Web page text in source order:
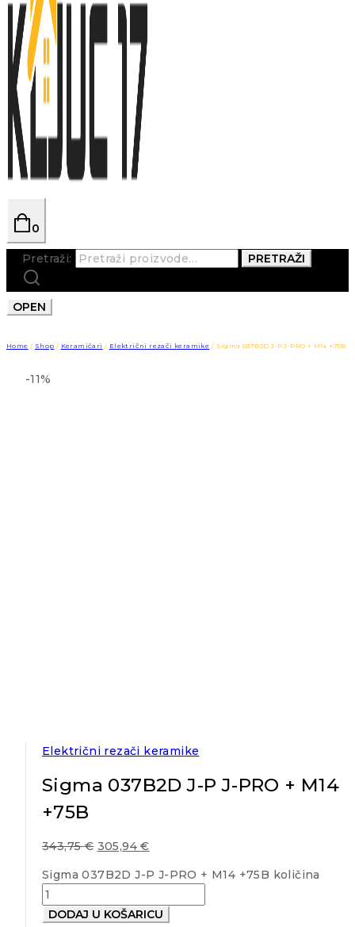
0
Pretraži: PRETRAŽI
OPEN
Home / Shop / Keramičari / Električni rezači keramike / Sigma 037B2D J-P J-PRO + M14 +75B
-11%
Električni rezači keramike
Sigma 037B2D J-P J-PRO + M14
+75B
343,75€ 305,94€
Sigma 037B2D J-P J-PRO + M14 +75B količina
DODAJ U KOŠARICU